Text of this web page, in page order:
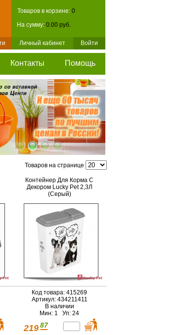
Товаров в корзине: 0
На сумму: 0.00 руб.
Личный кабинет Войти
Контакты Помощь
Товаров на странице
Контейнер Для Корма С
Декором Lucky Pet 2,3Л
(Серый)
Код товара: 415269
Артикул: 434211411
В наличии
Мин: 1 Уп: 24
219 87